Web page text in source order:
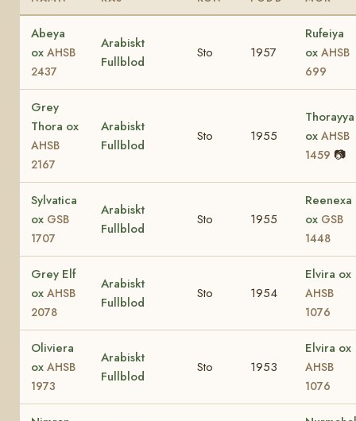
Abeya
ox AHSB
2437
Arabiskt
Fullblod
Sto 1957
Rufeiya
ox AHSB
699
Grey
Thora ox
AHSB
2167
Arabiskt
Fullblod
Sto 1955
Thorayya
ox AHSB
1459 📷
Sylvatica
ox GSB
1707
Arabiskt
Fullblod
Sto 1955
Reenexa
ox GSB
1448
Grey Elf
ox AHSB
2078
Arabiskt
Fullblod
Sto 1954
Elvira ox
AHSB
1076
Oliviera
ox AHSB
1973
Arabiskt
Fullblod
Sto 1953
Elvira ox
AHSB
1076